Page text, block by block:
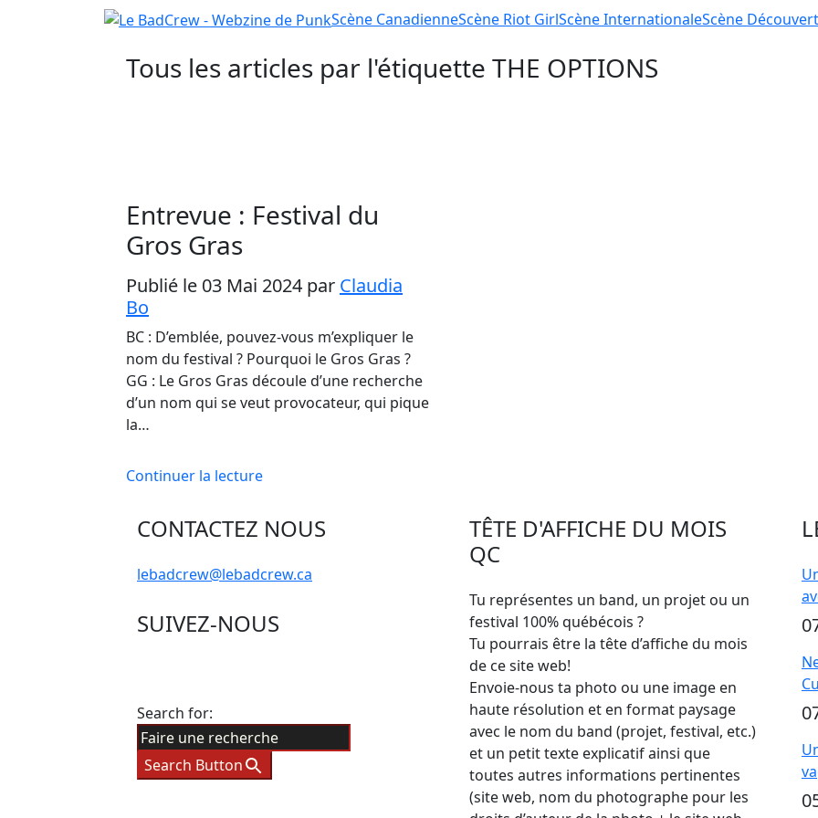
Scène CanadienneScène Riot GirlScèneInternationaleScène
Tous les articles par l'étiquette THE OPTIONS
Entrevue : Festival du
Gros Gras
Publié le 03 Mai 2024 par Claudia
Bo
BC : D’emblée, pouvez-vous m’expliquer le
nom du festival ? Pourquoi le Gros Gras ?
GG : Le Gros Gras découle d’une recherche
d’un nom qui se veut provocateur, qui pique
la…
Continuer la lecture
CONTACTEZ NOUS
lebadcrew@lebadcrew.ca
SUIVEZ-NOUS
Search for:
Search Button
TÊTE D'AFFICHE DU MOIS
QC
Tu représentes un band, un projet ou un
festival 100% québécois ?
Tu pourrais être la tête d’affiche du mois
de ce site web!
Envoie-nous ta photo ou une image en
haute résolution et en format paysage
avec le nom du band (projet, festival, etc.)
et un petit texte explicatif ainsi que
toutes autres informations pertinentes
(site web, nom du photographe pour les